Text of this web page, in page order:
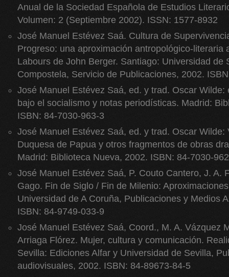
Anual de la Sociedad Española de Estudios
Volumen: 2 (Septiembre 2002). ISSN: 1577-8932
José Manuel Estévez Saá. Cultura de
Progreso: una aproximación antropológico-literaria
Labours de John Berger. Santiago: Universidad de
Compostela, Servicio de Publicaciones, 2002.
José Manuel Estévez Saá, ed. y trad. Oscar Wilde:
bajo el socialismo y notas periodísticas. Madrid:
ISBN: 84-7030-963-3
José Manuel Estévez Saá, ed. y trad. Oscar Wilde:
Duquesa de Papua y otros fragmentos de obras
Madrid: Biblioteca Nueva, 2002. ISBN: 84-7030-
José Manuel Estévez Saá, P. Couto Cantero, J. A.
Gago. Fin de Siglo / Fin de Milenio:
Universidad de A Coruña, Publicaciones y Medios
ISBN: 84-9749-033-9
José Manuel Estévez Saá, Coord., M. A. Vázquez
Arriaga Flórez. Mujer, cultura y comunicación.
Sevilla: Ediciones Alfar y Universidad de Sevilla,
audiovisuales, 2002. ISBN: 84-89673-84-5